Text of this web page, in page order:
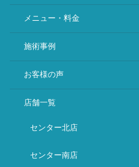
メニュー・料金
施術事例
お客様の声
店舗一覧
センター北店
センター南店